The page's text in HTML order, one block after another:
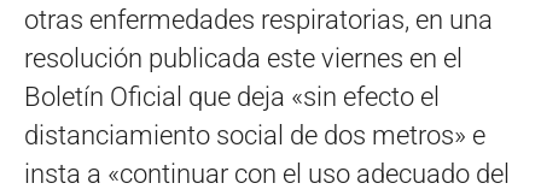
otras enfermedades respiratorias, en una
resolución publicada este viernes en el
Boletín Oficial que deja «sin efecto el
distanciamiento social de dos metros» e
insta a «continuar con el uso adecuado del